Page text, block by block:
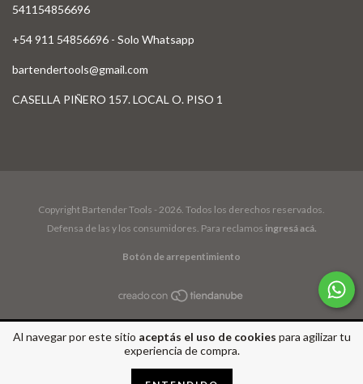
Al navegar por este sitio aceptás el uso de cookies para agilizar tu
experiencia de compra.
541154856696
+54 911 54856696 - Solo Whatsapp
bartendertools@gmail.com
CASELLA PIÑERO 157. LOCAL O. PISO 1
Copyright Bartender Tools - 2026. Todos los derechos reservados.
Defensa de las y los consumidores. Para reclamos ingresá acá.
Botón de arrepentimiento